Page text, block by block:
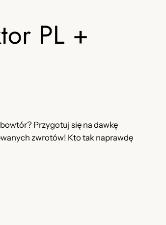
PL +
Przygotuj się na dawkę
zwrotów! Kto tak naprawdę